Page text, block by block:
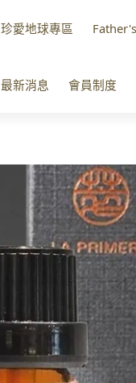
珍愛地球專區
最新消息 會員制度